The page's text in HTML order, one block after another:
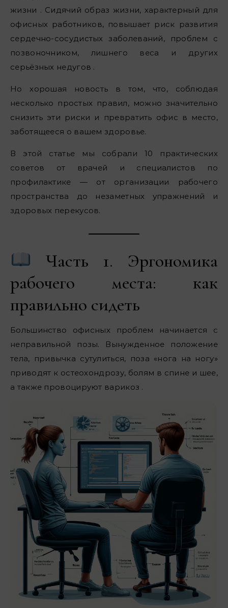
жизни . Сидячий образ жизни, характерный для
офисных работников, повышает риск развития
сердечно-сосудистых заболеваний, проблем с
позвоночником, лишнего веса и других
серьёзных недугов .
Но хорошая новость в том, что, соблюдая
несколько простых правил, можно значительно
снизить эти риски и превратить офис в место,
заботящееся о вашем здоровье.
В этой статье мы собрали 10 практических
советов от врачей и специалистов по
профилактике — от организации рабочего
пространства до незаметных упражнений и
здоровых перекусов.
Часть 1. Эргономика
рабочего места: как
правильно сидеть
Большинство офисных проблем начинается с
неправильной позы. Вынужденное положение
тела, привычка сутулиться, поза «нога на ногу»
приводят к остеохондрозу, болям в спине и шее,
а также провоцируют варикоз .